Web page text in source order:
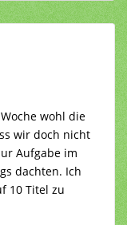
wohl die
wir doch nicht
Aufgabe im
dachten. Ich
10 Titel zu